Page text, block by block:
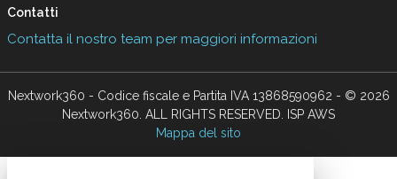
Contatti
Contatta il nostro team per maggiori informazioni
Nextwork360 - Codice fiscale e Partita IVA 13868590962 - © 2026
Nextwork360. ALL RIGHTS RESERVED. ISP AWS
Mappa del sito